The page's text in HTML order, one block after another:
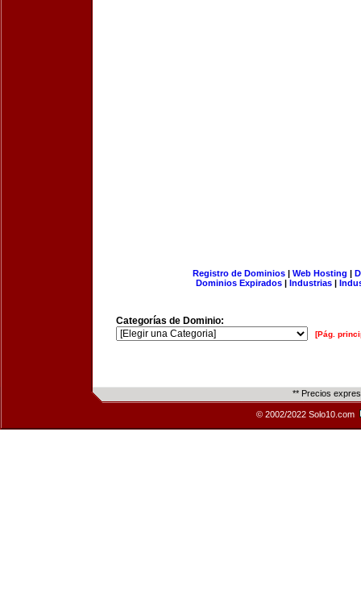
Registro de Dominios| Web Hosting |
Dominios Expirados | Industrias |
Categorías de Dominio:
[Pág.
** Precios
© 2002/2022 Solo10.com